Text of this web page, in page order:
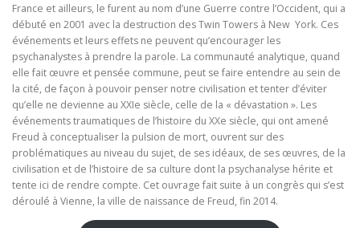
France et ailleurs, le furent au nom d’une Guerre contre l’Occident, qui a
débuté en 2001 avec la destruction des Twin Towers à New York. Ces
événements et leurs effets ne peuvent qu’encourager les
psychanalystes à prendre la parole. La communauté analytique, quand
elle fait œuvre et pensée commune, peut se faire entendre au sein de
la cité, de façon à pouvoir penser notre civilisation et tenter d’éviter
qu’elle ne devienne au XXIe siècle, celle de la « dévastation ». Les
événements traumatiques de l’histoire du XXe siècle, qui ont amené
Freud à conceptualiser la pulsion de mort, ouvrent sur des
problématiques au niveau du sujet, de ses idéaux, de ses œuvres, de la
civilisation et de l’histoire de sa culture dont la psychanalyse hérite et
tente ici de rendre compte. Cet ouvrage fait suite à un congrès qui s’est
déroulé à Vienne, la ville de naissance de Freud, fin 2014.